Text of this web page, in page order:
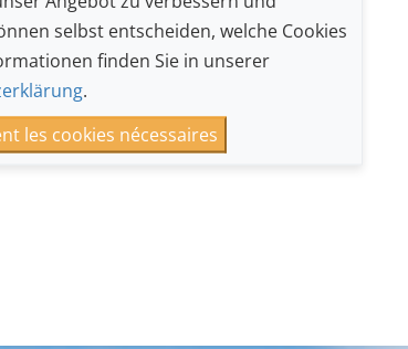
selbst entscheiden, welche Cookies
finden Sie in unserer
.
les cookies nécessaires